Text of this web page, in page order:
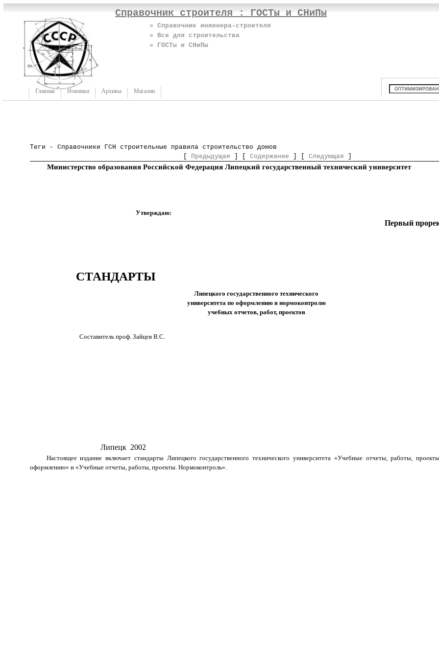
Справочник строителя : ГОСТы и СНиПы
» Справочник инженера-строителя
» Все для строительства
» ГОСТы и СНиПы
Главная Новинки Архивы Магазин
Теги - Справочники ГСН строительные правила строительство домов
Предыдущая Содержание Следующая
Министерство образования Российской Федерация Липецкий государственный технический университет
Утверждаю:
Первый
СТАНДАРТЫ
Липецкого государственного технического
университета по оформлению в нормоконтролю
учебных отчетов, работ, проектов
Составитель проф. Зайцев В.С.
Липецк 2002
Настоящее издание включает стандарты Липецкого государственного технического университета «Учебные отчеты, работы,
оформлению» и «Учебные отчеты, работы, проекты. Нормоконтроль».